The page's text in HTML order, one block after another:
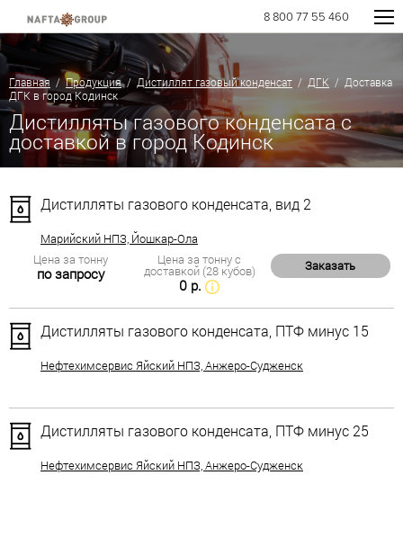
8 800 77 55 460
Главная /Продукция/ Дистиллят газовый конденсат / ДГК / Доставка
ДГК в город Кодинск
Дистилляты газового конденсата с
доставкой в город Кодинск
Дистилляты газового конденсата, вид 2
Марийский НПЗ, Йошкар-Ола
Цена за тонну
по запросу
Цена за тонну с
доставкой (28 кубов)
0 р.
Заказать
Дистилляты газового конденсата, ПТФ минус 15
Нефтехимсервис Яйский НПЗ, Анжеро-Судженск
Дистилляты газового конденсата, ПТФ минус 25
Нефтехимсервис Яйский НПЗ, Анжеро-Судженск